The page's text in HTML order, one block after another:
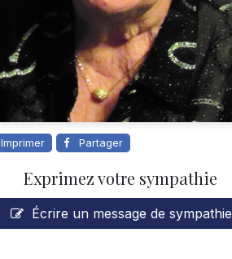
Imprimer Partager
Exprimez votre sympathie
Écrire un message de sympathie